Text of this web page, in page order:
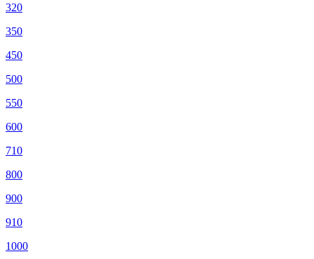
320
350
450
500
550
600
710
800
900
910
1000